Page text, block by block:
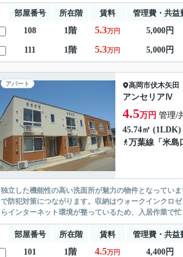
部屋番号 所在階 賃料 管理費・共益
108
1階 5.3万円 5,000円
111 1階 5.3万円 5,000円
アパート 高岡市伏木矢田
アンセリアⅣ
4.5万円 管理/
45.74㎡
万葉線 「 米島
独立した機能性の高い洗面所が魅力の物件となってい
で防犯対策につながります。収納はウォークインクロ
らインターネット環境が整っているため、入居作業で
部屋番号 所在階 賃料 管理費・共益
101
1階 4.5万円 4,400円